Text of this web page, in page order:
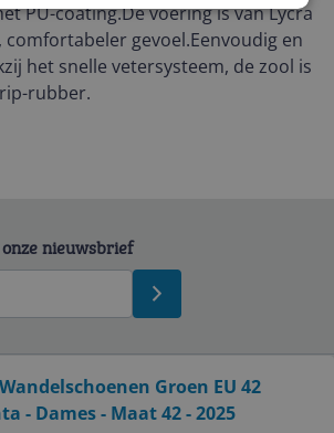
PU-coating.De voering is van Lycra
gevoel.Eenvoudig en
het snelle vetersysteem, de zool is
rubber.
Groen EU 42
- Dames - Maat 42 - 2025
nieuwsbrief